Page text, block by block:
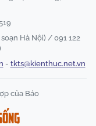
Hà Nội) / 091 122
- tkts@kienthuc.net.vn
của Báo